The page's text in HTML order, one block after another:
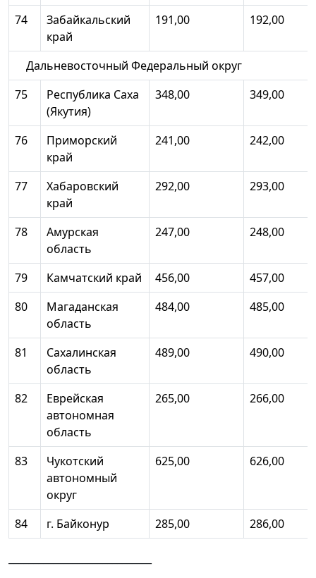
74
Забайкальский
край
191,00 192,00
Дальневосточный Федеральный округ
75
Республика Саха
(Якутия)
348,00 349,00
76
Приморский
край
241,00 242,00
77
Хабаровский
край
292,00 293,00
78
Амурская
область
247,00 248,00
79 Камчатский край 456,00
457,00
80
Магаданская
область
484,00 485,00
81
Сахалинская
область
489,00 490,00
82
Еврейская
автономная
область
265,00 266,00
83
Чукотский
автономный
округ
625,00 626,00
84 г. Байконур 285,00 286,00